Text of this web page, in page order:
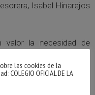
Isabel Hinarejos
valor la necesidad de
dentro del entorno de
las cookies de la
OFICIAL DE LA